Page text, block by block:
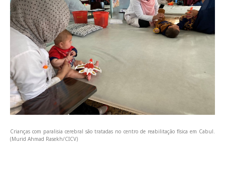
Crianças com paralisia cerebral são tratadas no centro de reabilitação física em Cabul.
(Murid Ahmad Rasekh/CICV)